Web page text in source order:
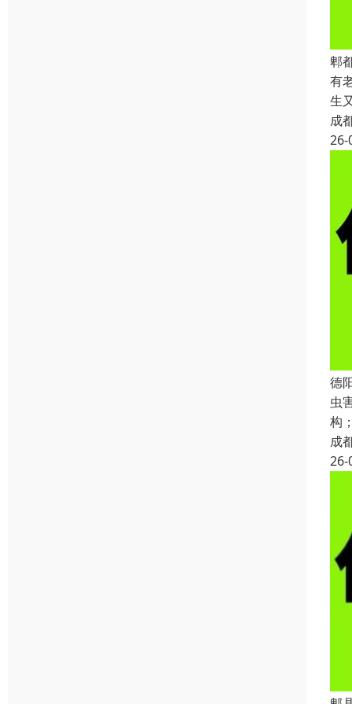
郫
有
生
成
26-
德
虫
构
成
26-